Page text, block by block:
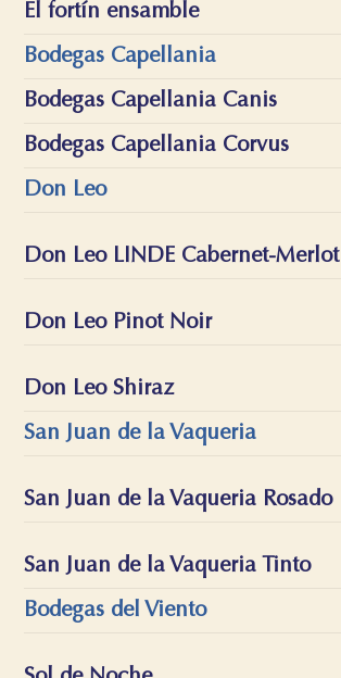
El fortín ensamble
Bodegas Capellania
Bodegas Capellania Canis
Bodegas Capellania Corvus
Don Leo
Don Leo LINDE Cabernet-Merlot
Don Leo Pinot Noir
Don Leo Shiraz
San Juan de la Vaqueria
San Juan de la Vaqueria Rosado
San Juan de la Vaqueria Tinto
Bodegas del Viento